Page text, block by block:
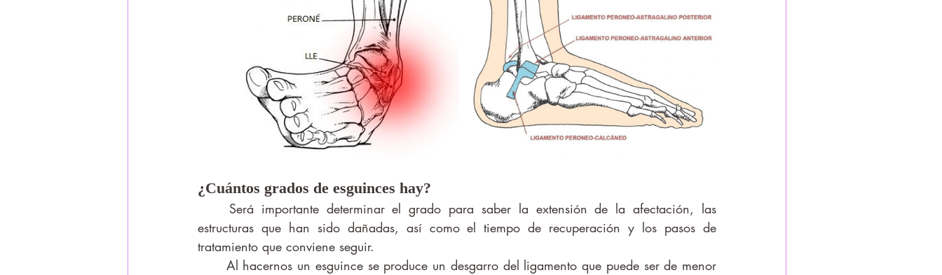
¿Cuántos grados de esguinces hay?
estructuras que han sido dañadas, así como el tiempo de recuperación y los pasos de
tratamiento que conviene seguir.